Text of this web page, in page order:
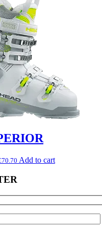
70.70 Add to cart